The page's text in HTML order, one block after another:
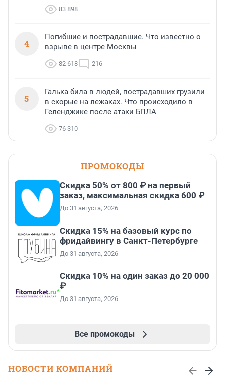
83 898
4
Погибшие и пострадавшие. Что известно о
взрыве в центре Москвы
82 618 216
5
Галька била в людей, пострадавших грузили
в скорые на лежаках. Что происходило в
Геленджике после атаки БПЛА
76 310
ПРОМОКОДЫ
Скидка 50% от 800 ₽ на первый
заказ, максимальная скидка 600 ₽
До 31 августа, 2026
Скидка 15% на базовый курс по
фридайвингу в Санкт-Петербурге
До 31 августа, 2026
Скидка 10% на один заказ до 20 000
₽
До 31 августа, 2026
Все промокоды
НОВОСТИ КОМПАНИЙ